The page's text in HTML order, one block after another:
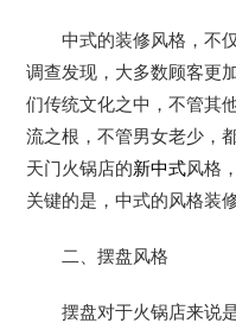
中式的装修风格，不
调查发现，大多数顾客更
们传统文化之中，不管其
流之根，不管男女老少，
天门火锅店的新中式风格
关键的是，中式的风格装
二、摆盘风格
摆盘对于火锅店来说